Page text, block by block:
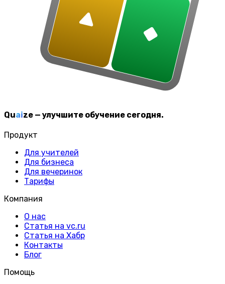
Quaize — улучшите обучение сегодня.
Продукт
Для учителей
Для бизнеса
Для вечеринок
Тарифы
Компания
О нас
Статья на vc.ru
Статья на Хабр
Контакты
Блог
Помощь